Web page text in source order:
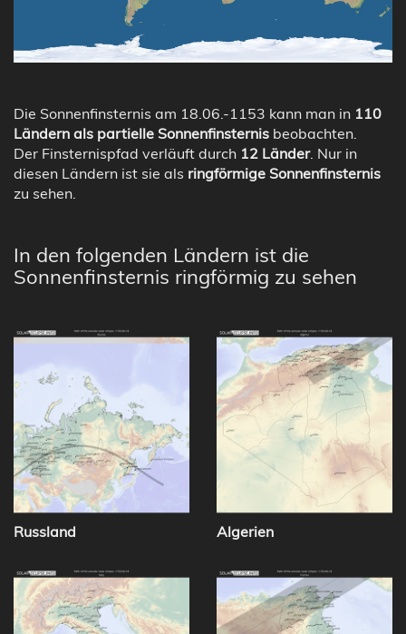
Die Sonnenfinsternis am 18.06.-1153 kann man in 110
Ländern als partielle Sonnenfinsternis beobachten.
Der Finsternispfad verläuft durch 12 Länder. Nur in
diesen Ländern ist sie als ringförmige Sonnenfinsternis
zu sehen.
In den folgenden Ländern ist die
Sonnenfinsternis ringförmig zu sehen
Russland Algerien